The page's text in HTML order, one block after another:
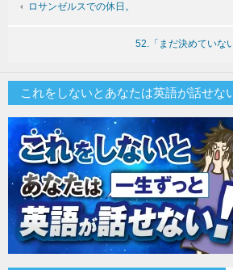
ロサンゼルスでの休日。
52.「まだ決めていな
これをしないとあなたは英語が話せな